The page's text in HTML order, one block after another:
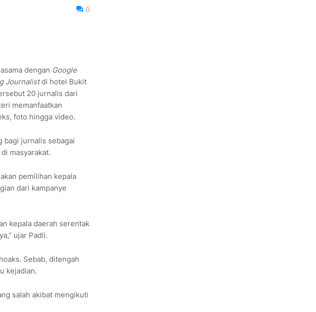
0
dengan Google
Journalistdi hotel Bukit
20 jurnalis dari
memanfaatkan
foto hingga video.
jurnalis sebagai
masyarakat.
pemilihan kepala
dari kampanye
kepala daerah serentak
ujar Padli.
Sebab, ditengah
kejadian.
salah akibat mengikuti